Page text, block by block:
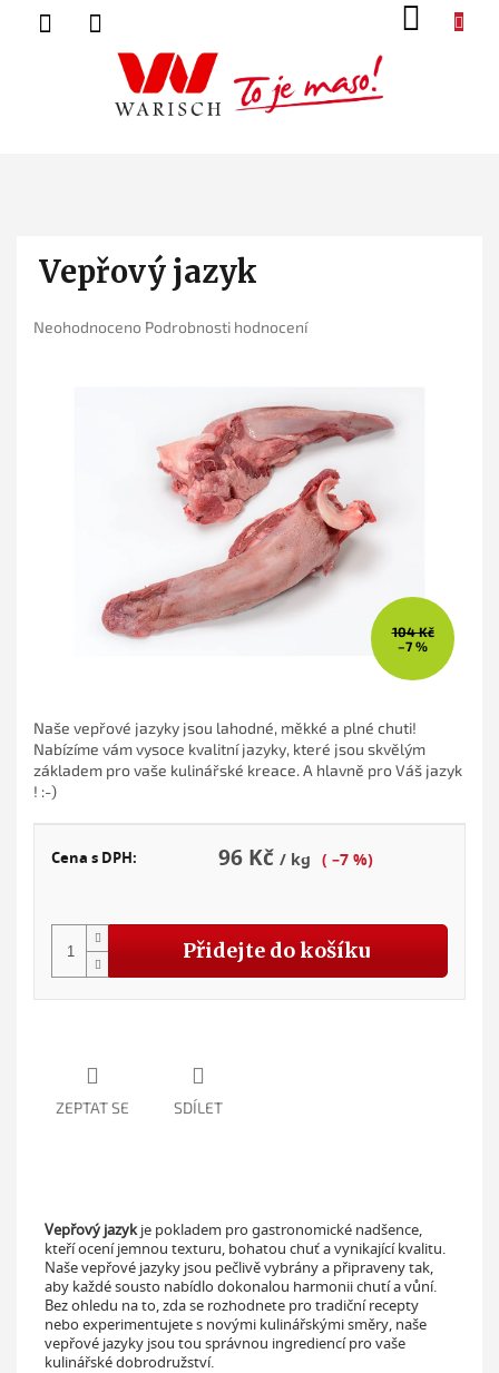
Vepřový jazyk
Průměrné
Neohodnoceno Podrobnosti hodnocení
104 Kč
–7 %
96 Kč
Cena s DPH: / kg ( –7 %)
Přidejte do košíku
Naše vepřové jazyky jsou lahodné, měkké a plné chuti!
Nabízíme vám vysoce kvalitní jazyky, které jsou skvělým
základem pro vaše kulinářské kreace. A hlavně pro Váš jazyk
! :-)
ZEPTAT SE SDÍLET
Vepřový jazykje pokladem pro gastronomické nadšence,
kteří ocení jemnou texturu, bohatou chuť a vynikající kvalitu.
Naše vepřové jazyky jsou pečlivě vybrány a připraveny tak,
aby každé sousto nabídlo dokonalou harmonii chutí a vůní.
Bez ohledu na to, zda se rozhodnete pro tradiční recepty
nebo experimentujete s novými kulinářskými směry, naše
vepřové jazyky jsou tou správnou ingrediencí pro vaše
kulinářské dobrodružství.